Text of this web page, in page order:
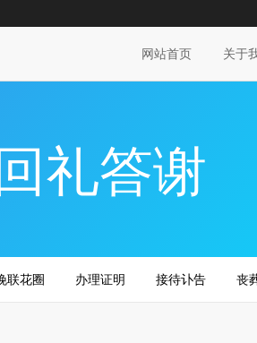
网站首页 关于
礼答谢
联花圈 办理证明 接待讣告 丧